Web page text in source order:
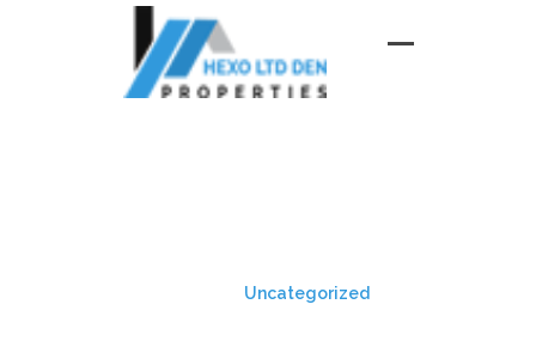
Uncategorized